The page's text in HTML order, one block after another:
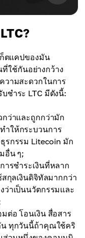
ตแคปของมัน
ที่ใช้กันอย่างกว้าง
ามสะดวกในการ
ชำระ LTC มีดังนี้:
กว่าและถูกกว่ามัก
ำให้กระบวนการ
รกรรม Litecoin มัก
อื่น ๆ;
ารชำระเงินที่หลาก
กุลเงินดิจิทัลมากกว่า
ว่าเป็นนวัตกรรมและ
ต่อ โอนเงิน สื่อสาร
น ทุกวันนี้ถ้าคุณใช้คริ